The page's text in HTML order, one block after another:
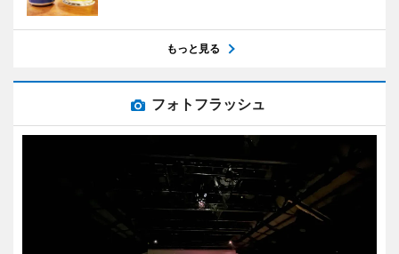
もっと見る
フォトフラッシュ